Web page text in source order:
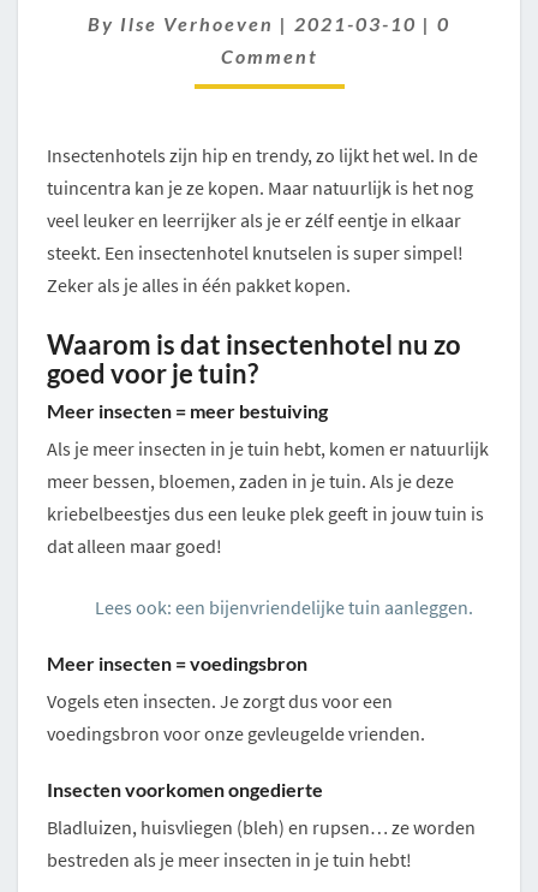
TUIN
By Ilse Verhoeven | 2021-03-10 | 0
Comment
Insectenhotels zijn hip en trendy, zo lijkt het wel. In de
tuincentra kan je ze kopen. Maar natuurlijk is het nog
veel leuker en leerrijker als je er zélf eentje in elkaar
steekt. Een insectenhotel knutselen is super simpel!
Zeker als je alles in één pakket kopen.
Waarom is dat insectenhotel nu zo
goed voor je tuin?
Meer insecten = meer bestuiving
Als je meer insecten in je tuin hebt, komen er natuurlijk
meer bessen, bloemen, zaden in je tuin. Als je deze
kriebelbeestjes dus een leuke plek geeft in jouw tuin is
dat alleen maar goed!
Lees ook: een bijenvriendelijke tuin aanleggen.
Meer insecten = voedingsbron
Vogels eten insecten. Je zorgt dus voor een
voedingsbron voor onze gevleugelde vrienden.
Insecten voorkomen ongedierte
Bladluizen, huisvliegen (bleh) en rupsen… ze worden
bestreden als je meer insecten in je tuin hebt!